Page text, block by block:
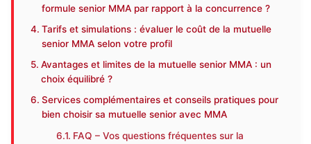
formule senior MMA par rapport à la concurrence ?
Tarifs et simulations : évaluer le coût de la mutuelle
senior MMA selon votre profil
Avantages et limites de la mutuelle senior MMA : un
choix équilibré ?
Services complémentaires et conseils pratiques pour
bien choisir sa mutuelle senior avec MMA
FAQ – Vos questions fréquentes sur la